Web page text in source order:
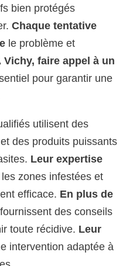
bien protégés
Chaque tentative
le problème et
Vichy, faire appel à un
pour garantir une
utilisent des
des produits puissants
Leur expertise
zones infestées et
efficace. En plus de
des conseils
toute récidive. Leur
intervention adaptée à